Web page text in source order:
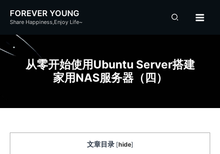
FOREVER YOUNG
Share Happiness,Enjoy Life~
从零开始使用Ubuntu Server搭建
家用NAS服务器（四）
文章目录 [hide]